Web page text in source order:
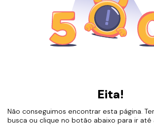
Eita!
Não conseguimos encontrar esta página.
busca ou clique no botão abaixo para ir até